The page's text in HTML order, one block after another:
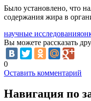
Было установлено, что
содержания жира в
научные исследования
Вы можете рассказать
0
Оставить комментарий
Навигация по